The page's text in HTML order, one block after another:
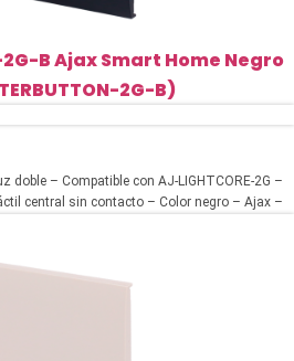
2G-B Ajax Smart Home Negro
2G-B)
doble – Compatible con AJ-LIGHTCORE-2G –
central sin contacto – Color negro – Ajax –